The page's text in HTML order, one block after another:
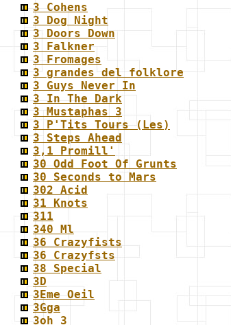
3 Cohens
3 Dog Night
3 Doors Down
3 Falkner
3 Fromages
3 grandes del folklore
3 Guys Never In
3 In The Dark
3 Mustaphas 3
3 P'Tits Tours (Les)
3 Steps Ahead
3,1 Promill'
30 Odd Foot Of Grunts
30 Seconds to Mars
302 Acid
31 Knots
311
340 Ml
36 Crazyfists
36 Crazyfsts
38 Special
3D
3Eme Oeil
3Gga
3oh 3